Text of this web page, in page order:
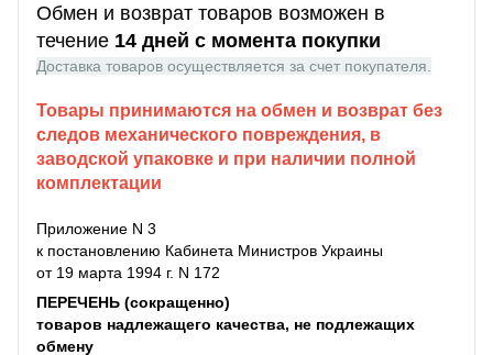
Обмен и возврат товаров возможен в
течение 14 дней с момента покупки
Доставка товаров осуществляется за счет покупателя.
Товары принимаются на обмен и возврат без
следов механического повреждения, в
заводской упаковке и при наличии полной
комплектации
Приложение N 3
к постановлению Кабинета Министров Украины
от 19 марта 1994 г. N 172
ПЕРЕЧЕНЬ (сокращенно)
товаров надлежащего качества, не подлежащих
обмену